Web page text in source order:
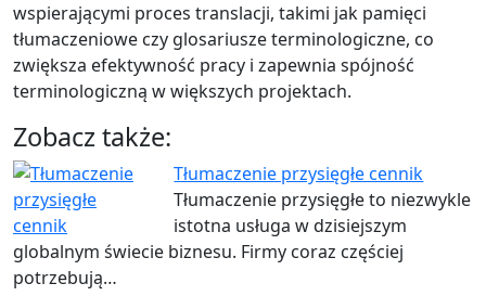
wspierającymi proces translacji, takimi jak pamięci
tłumaczeniowe czy glosariusze terminologiczne, co
zwiększa efektywność pracy i zapewnia spójność
terminologiczną w większych projektach.
Zobacz także:
Tłumaczenie przysięgłe cennik
Tłumaczenie przysięgłe to niezwykle
istotna usługa w dzisiejszym
globalnym świecie biznesu. Firmy coraz częściej
potrzebują…